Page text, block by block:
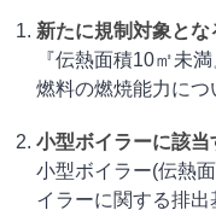
新たに規制対象とな
『伝熱面積10㎡未
燃料の燃焼能力に
小型ボイラーに該当
小型ボイラー(伝熱
イラーに関する排